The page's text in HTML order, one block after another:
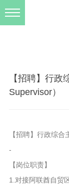
【招聘】行
Supervisor）
【招聘】行政综
-
【岗位职责】
1.对接阿联酋自贸